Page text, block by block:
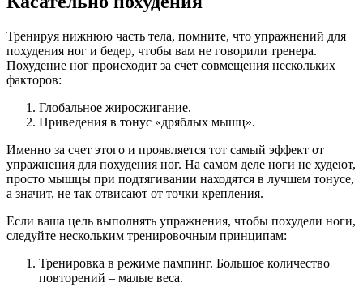
Тренируя нижнюю часть тела, помните, что упражнений для
похудения ног и бедер, чтобы вам не говорили тренера.
Похудение ног происходит за счет совмещения нескольких
факторов:
Глобальное жиросжигание.
Приведения в тонус «дряблых мышц».
Именно за счет этого и проявляется тот самый эффект от
упражнения для похудения ног. На самом деле ноги не худеют,
просто мышцы при подтягивании находятся в лучшем тонусе,
а значит, не так отвисают от точки крепления.
Если ваша цель выполнять упражнения, чтобы похудели ноги,
следуйте нескольким тренировочным принципам:
Тренировка в режиме пампинг. Большое количество
повторений – малые веса.